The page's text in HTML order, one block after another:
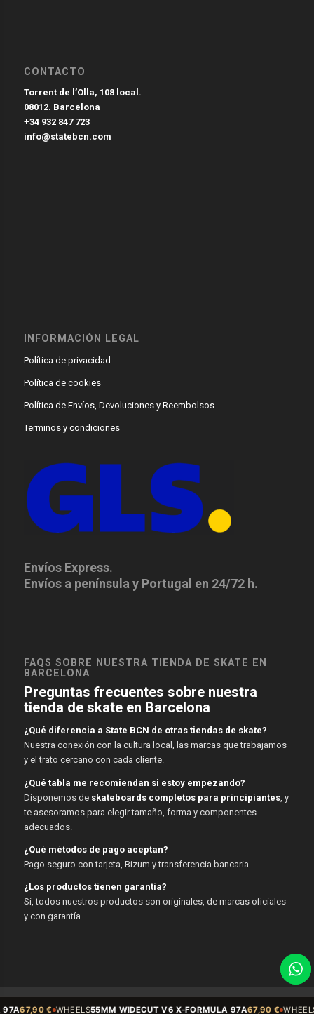
CONTACTO
Torrent de l’Olla, 108 local.
08012. Barcelona
+34 932 847 723
info@statebcn.com
INFORMACIÓN LEGAL
Política de privacidad
Política de cookies
Política de Envíos, Devoluciones y Reembolsos
Terminos y condiciones
Envíos Express.
Envíos a península y Portugal en 24/72 h.
FAQS SOBRE NUESTRA TIENDA DE SKATE EN
BARCELONA
Preguntas frecuentes sobre nuestra
tienda de skate en Barcelona
¿Qué diferencia a State BCN de otras tiendas de skate?
Nuestra conexión con la cultura local, las marcas que trabajamos
y el trato cercano con cada cliente.
¿Qué tabla me recomiendan si estoy empezando?
Disponemos de skateboards completos para principiantes, y
te asesoramos para elegir tamaño, forma y componentes
adecuados.
¿Qué métodos de pago aceptan?
Pago seguro con tarjeta, Bizum y transferencia bancaria.
¿Los productos tienen garantía?
Sí, todos nuestros productos son originales, de marcas oficiales
y con garantía.
© Copyright - State BCN - 2026
55MM WIDECUT V6 X-FORMULA 97A67,90 € WHEELSSidecut